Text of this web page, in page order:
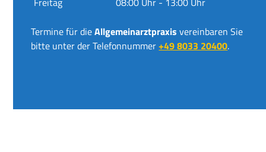
Termine für dieAllgemeinarztpraxis vereinbaren Sie
bitte unter der Telefonnummer+49 8033 20400.